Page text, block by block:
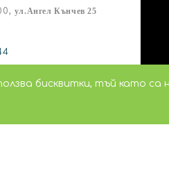
ул.Ангел Кънчев 25
бисквитки, тъй като